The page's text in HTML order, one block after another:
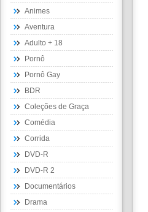
Animes
Aventura
Adulto + 18
Pornô
Pornô Gay
BDR
Coleções de Graça
Comédia
Corrida
DVD-R
DVD-R 2
Documentários
Drama